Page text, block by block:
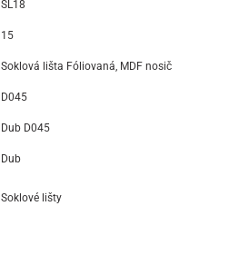
SL18
15
Soklová lišta Fóliovaná, MDF nosič
D045
Dub D045
Dub
Soklové lišty